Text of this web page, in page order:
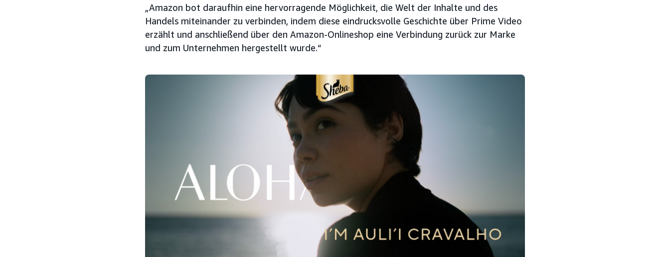
„Amazon bot daraufhin eine hervorragende Möglichkeit, die Welt der Inhalte und des
Handels miteinander zu verbinden, indem diese eindrucksvolle Geschichte über Prime Video
erzählt und anschließend über den Amazon-Onlineshop eine Verbindung zurück zur Marke
und zum Unternehmen hergestellt wurde.“